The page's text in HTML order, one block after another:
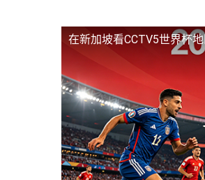
在新加坡看CCTV5世界杯